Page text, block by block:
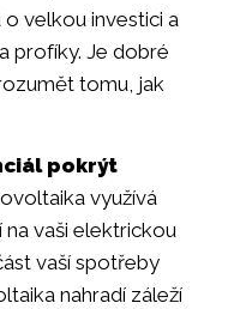
velkou investici a
profíky. Je dobré
tomu, jak
pokrýt
využívá
na vaši elektrickou
vaší spotřeby
nahradí záleží